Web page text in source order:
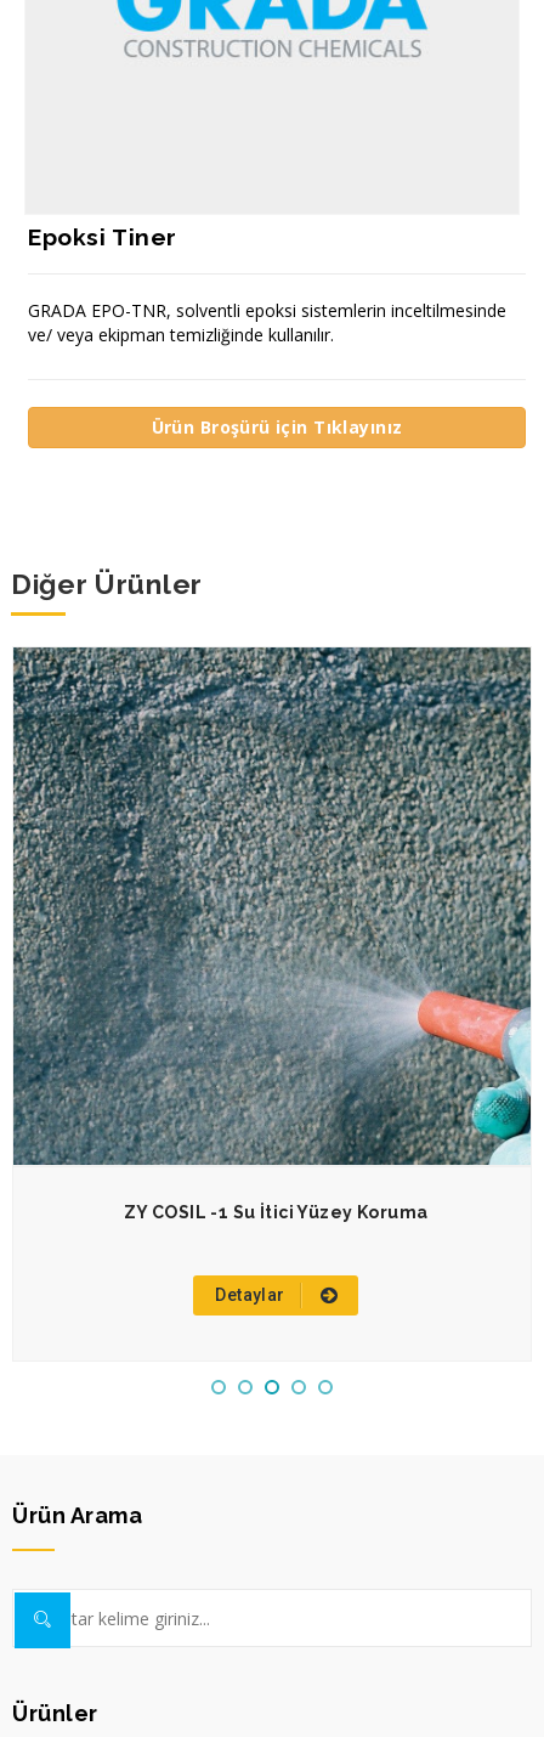
Epoksi Tiner
GRADA EPO-TNR, solventli epoksi sistemlerin inceltilmesinde
ve/ veya ekipman temizliğinde kullanılır.
Ürün Broşürü için Tıklayınız
Diğer Ürünler
ZY COSIL -1 Su İtici Yüzey Koruma
Detaylar
Ürün Arama
Ürünler